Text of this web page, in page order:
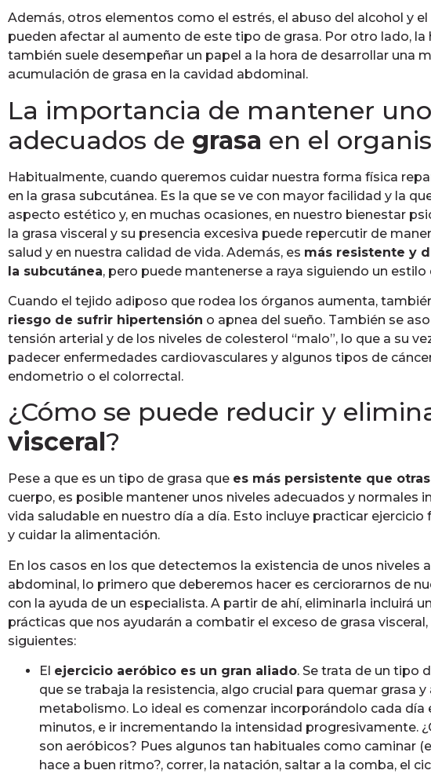
Además, otros elementos como el estrés, el abuso del alcohol y
pueden afectar al aumento de este tipo de grasa. Por otro lado, la
también suele desempeñar un papel a la hora de desarrollar una
acumulación de grasa en la cavidad abdominal.
La importancia de mantener
adecuados de grasa en el
Habitualmente, cuando queremos cuidar nuestra forma física
en la grasa subcutánea. Es la que se ve con mayor facilidad y la
aspecto estético y, en muchas ocasiones, en nuestro bienestar
la grasa visceral y su presencia excesiva puede repercutir de
salud y en nuestra calidad de vida. Además, es más resistente y
la subcutánea, pero puede mantenerse a raya siguiendo un estilo
Cuando el tejido adiposo que rodea los órganos aumenta,
riesgo de sufrir hipertensión o apnea del sueño. También se
tensión arterial y de los niveles de colesterol “malo”, lo que a su
padecer enfermedades cardiovasculares y algunos tipos de
endometrio o el colorrectal.
¿Cómo se puede reducir y
visceral?
Pese a que es un tipo de grasa que es más persistente que otras
cuerpo, es posible mantener unos niveles adecuados y normales
vida saludable en nuestro día a día. Esto incluye practicar ejercicio
y cuidar la alimentación.
En los casos en los que detectemos la existencia de unos niveles
abdominal, lo primero que deberemos hacer es cerciorarnos de
con la ayuda de un especialista. A partir de ahí, eliminarla incluirá
prácticas que nos ayudarán a combatir el exceso de grasa
siguientes:
El ejercicio aeróbico es un gran aliado. Se trata de un tipo
que se trabaja la resistencia, algo crucial para quemar grasa y
metabolismo. Lo ideal es comenzar incorporándolo cada día
minutos, e ir incrementando la intensidad progresivamente.
son aeróbicos? Pues algunos tan habituales como caminar
hace a buen ritmo?, correr, la natación, saltar a la comba, el